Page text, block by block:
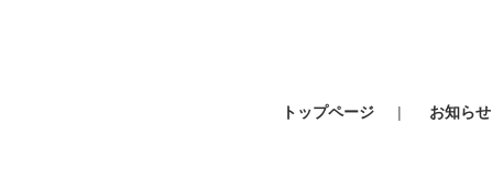
トップページ お知らせ